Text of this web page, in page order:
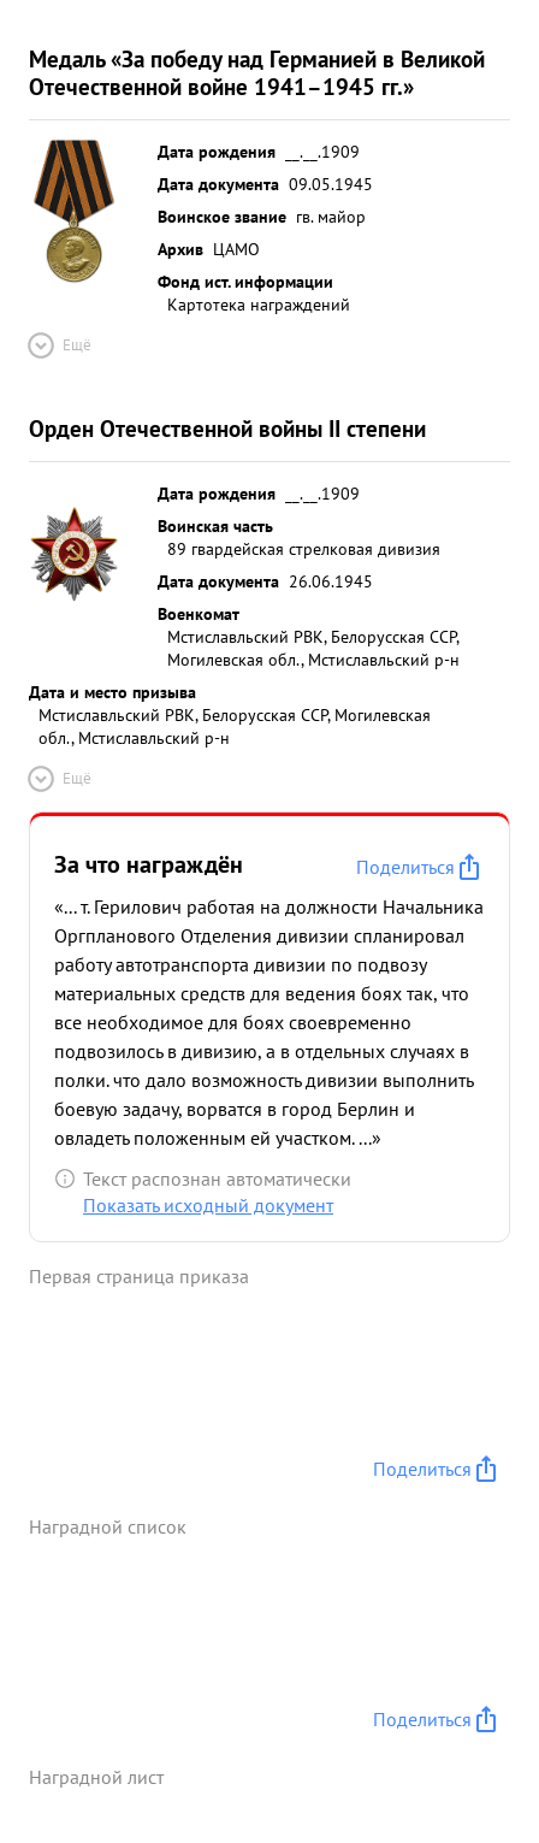
Медаль «За победу над Германией в Великой
Отечественной войне 1941–1945 гг.»
Дата рождения
__.__.1909
Дата документа 09.05.1945
Воинское звание гв. майор
Архив ЦАМО
Фонд ист. информации
Картотека награждений
Ещё
Орден Отечественной войны II степени
Дата рождения
__.__.1909
Воинская часть
89 гвардейская стрелковая дивизия
Дата документа 26.06.1945
Военкомат
Мстиславльский РВК, Белорусская ССР,
Могилевская обл., Мстиславльский р-н
Дата и место призыва
Мстиславльский РВК, Белорусская ССР, Могилевская
обл., Мстиславльский р-н
Ещё
За что награждён
Поделиться
«... т. Герилович работая на должности Начальника
Оргпланового Отделения дивизии спланировал
работу автотранспорта дивизии по подвозу
материальных средств для ведения боях так, что
все необходимое для боях своевременно
подвозилось в дивизию, а в отдельных случаях в
полки. что дало возможность дивизии выполнить
боевую задачу, ворватся в город Берлин и
овладеть положенным ей участком. ...»
Текст распознан автоматически
Показать исходный документ
Первая страница приказа
Поделиться
Наградной список
Поделиться
Наградной лист